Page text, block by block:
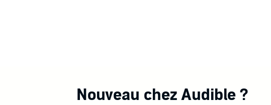
Nouveau chez Audible ?